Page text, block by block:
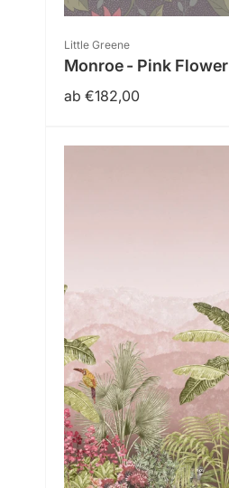
Anbieter:
Little Greene
Monroe - Pink Flower
Normaler
ab €182,00